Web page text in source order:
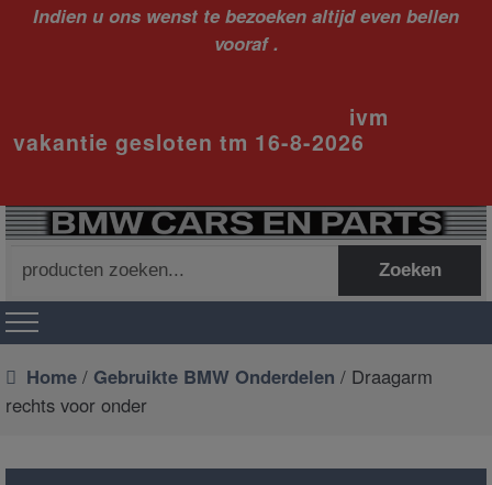
Indien u ons wenst te bezoeken altijd even bellen
vooraf .
ivm
vakantie gesloten tm 16-8-2026
naar:
Zoeken
Home / Gebruikte BMW Onderdelen / Draagarm
rechts voor onder